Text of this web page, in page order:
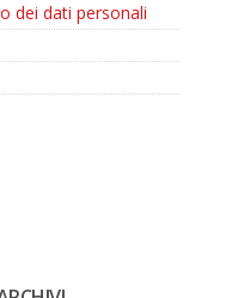
dei dati personali